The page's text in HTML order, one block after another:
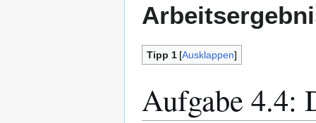
Ausklappen
Tipp 1
Aufgabe 4.4: